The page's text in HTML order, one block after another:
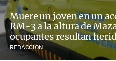
Muere un joven en un
RM-3 a la altura de
ocupantes resultan
REDACCIÓN